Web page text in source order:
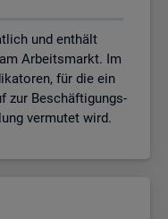
und enthält
Arbeitsmarkt. Im
für die ein
zur Beschäftigungs-
vermutet wird.